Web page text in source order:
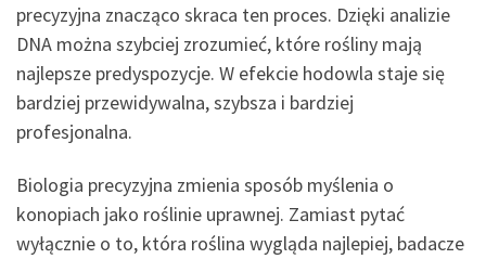
precyzyjna znacząco skraca ten proces. Dzięki analizie
DNA można szybciej zrozumieć, które rośliny mają
najlepsze predyspozycje. W efekcie hodowla staje się
bardziej przewidywalna, szybsza i bardziej
profesjonalna.
Biologia precyzyjna zmienia sposób myślenia o
konopiach jako roślinie uprawnej. Zamiast pytać
wyłącznie o to, która roślina wygląda najlepiej, badacze